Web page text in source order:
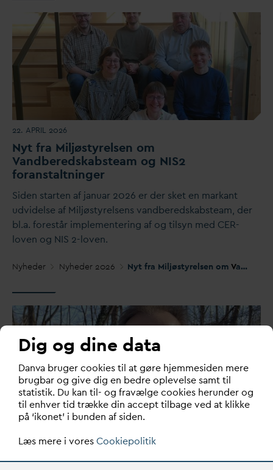
22. APRIL 2026
Nyt fra Miljøstyrelsen om
Vandberedskabsteam og NIS2
foranstaltninger
Siden starten af januar 2026 er der sket en markant
udvidelse af Miljøstyrelsens vandberedskabsteam, der
bl.a. forestår implementering af og tilsyn med CER-
loven og NIS 2-loven.
Nyheder Nyheder 2026 Nyt fra Miljøstyrelsen om Vandberedskabsteam og NIS2 foranstaltninger
15. APRIL 2026
DANVA i samarbejde med
Dig og dine data
Danva bruger cookies til at gøre hjemmesiden mere
brugbar og give dig en bedre oplevelse samt til
statistik. Du kan til- og fravælge cookies herunder og
til enhver tid trække din accept tilbage ved at klikke
på ‘ikonet’ i bunden af siden.
Læs mere i voresCookiepolitik